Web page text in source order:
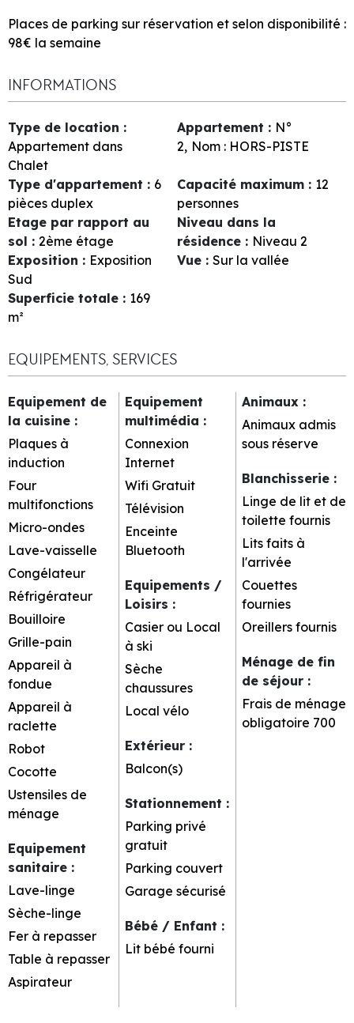
Places de parking sur réservation et selon disponibilité :
98€ la semaine
INFORMATIONS
Type de location :
Appartement dans
Chalet
Appartement : N°
2 Nom : HORS-PISTE
Type d'appartement : 6
pièces duplex
Capacité maximum : 12
personnes
Etage par rapport au
sol : 2ème étage
Niveau dans la
résidence : Niveau 2
Exposition : Exposition
Sud
Vue : Sur la vallée
Superficie totale : 169
m²
EQUIPEMENTS, SERVICES
Equipement de
la cuisine :
Plaques à
induction
Four
multifonctions
Micro-ondes
Lave-vaisselle
Congélateur
Réfrigérateur
Bouilloire
Grille-pain
Appareil à
fondue
Appareil à
raclette
Robot
Cocotte
Ustensiles de
ménage
Equipement
sanitaire :
Lave-linge
Sèche-linge
Fer à repasser
Table à repasser
Aspirateur
Equipement
multimédia :
Connexion
Internet
Wifi Gratuit
Télévision
Enceinte
Bluetooth
Equipements /
Loisirs :
Casier ou Local
à ski
Sèche
chaussures
Local vélo
Extérieur :
Balcon(s)
Stationnement :
Parking privé
gratuit
Parking couvert
Garage sécurisé
Bébé / Enfant :
Lit bébé fourni
Animaux :
Animaux admis
sous réserve
Blanchisserie :
Linge de lit et de
toilette fournis
Lits faits à
l'arrivée
Couettes
fournies
Oreillers fournis
Ménage de fin
de séjour :
Frais de ménage
obligatoire 700